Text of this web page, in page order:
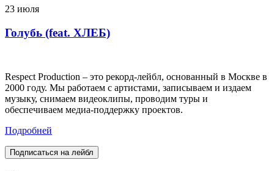
23 июля
Голубь (feat. ХЛЕБ)
Respect Production – это рекорд-лейбл, основанный в Москве в
2000 году. Мы работаем с артистами, записываем и издаем
музыку, снимаем видеоклипы, проводим туры и
обеспечиваем медиа-поддержку проектов.
Подробней
Подписаться на лейбл